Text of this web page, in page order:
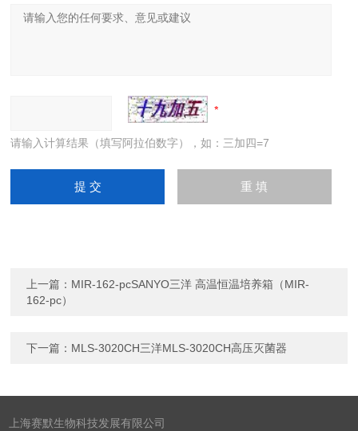
请输入计算结果（填写阿拉伯数字），如：三加四=7
上一篇： MIR-162-pcSANYO三洋 高温恒温培养箱（MIR-
162-pc）
下一篇： MLS-3020CH三洋MLS-3020CH高压灭菌器
上海赛默生物科技发展有限公司